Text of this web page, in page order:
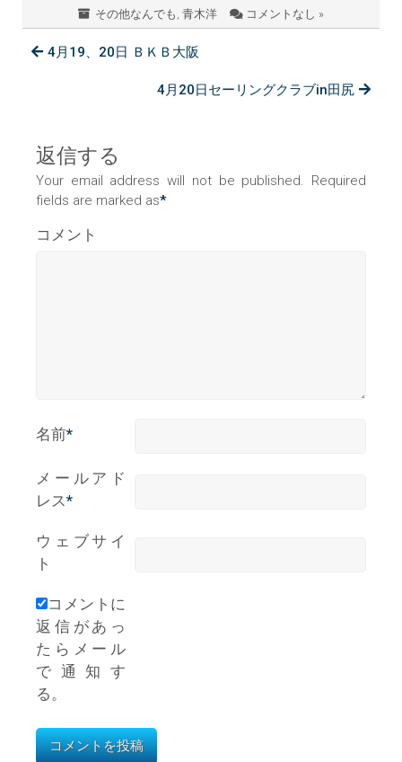
その他なんでも , 青木洋 コメントなし »
4月19、20日 ＢＫＢ大阪
4月20日セーリングクラブin田尻
返信する
Your email address will not be published. Required
fields are marked as*
コメント
名前*
メールアド
レス*
ウェブサイ
ト
コメントに
返信があっ
たらメール
で通知す
る。